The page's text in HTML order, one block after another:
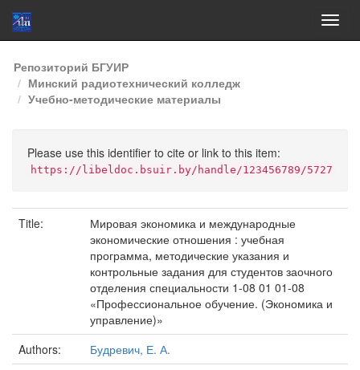
Skip
navigation
Репозиторий БГУИР
Минский радиотехнический колледж
Учебно-методические материалы
Please use this identifier to cite or link to this item:
https://libeldoc.bsuir.by/handle/123456789/5727
Title:
Мировая экономика и международные
экономические отношения : учебная
программа, методические указания и
контрольные задания для студентов заочного
отделения специальности 1-08 01 01-08
«Профессиональное обучение. (Экономика и
управление)»
Authors:
Будревич, Е. А.